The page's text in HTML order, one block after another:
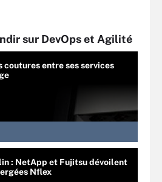
sur DevOps et Agilité
coutures entre ses services
: NetApp et Fujitsu dévoilent
Nflex